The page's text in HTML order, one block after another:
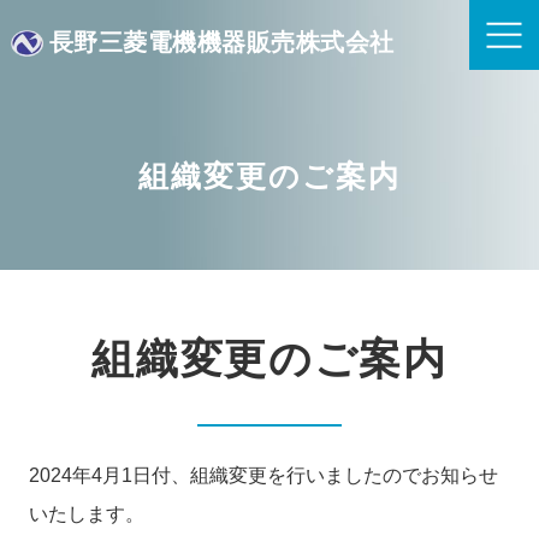
長野三菱電機機器販売株式会社
組織変更のご案内
組織変更のご案内
2024年4月1日付、組織変更を行いましたのでお知らせ
いたします。